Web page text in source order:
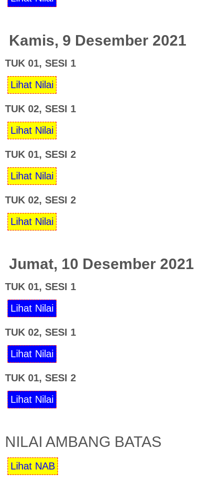
Kamis, 9 Desember 2021
TUK 01, SESI 1
TUK 02, SESI 1
TUK 01, SESI 2
TUK 02, SESI 2
Jumat, 10 Desember 2021
TUK 01, SESI 1
TUK 02, SESI 1
TUK 01, SESI 2
NILAI AMBANG BATAS